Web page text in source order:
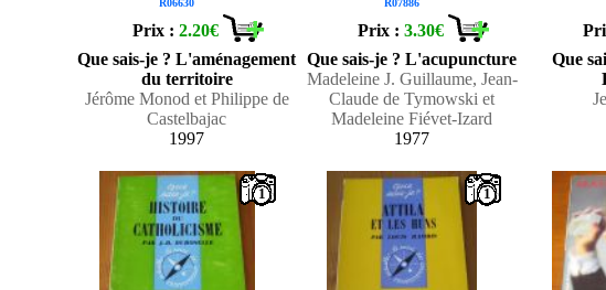
R06630
Prix :2.20€
Que sais-je ? L'aménagement
du territoire
Jérôme Monod et Philippe de
Castelbajac
1997
R07886
Prix :3.30€
Que sais-je ? L'acupuncture
Madeleine J. Guillaume, Jean-
Claude de Tymowski et
Madeleine Fiévet-Izard
1977
Que
1 1